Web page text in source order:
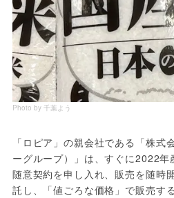
Photo by 千葉よう
「ロピア」の親会社である「株式
ーグループ）」は、すぐに2022
随意契約を申し入れ、販売を随時
託し、「値ごろな価格」で販売す